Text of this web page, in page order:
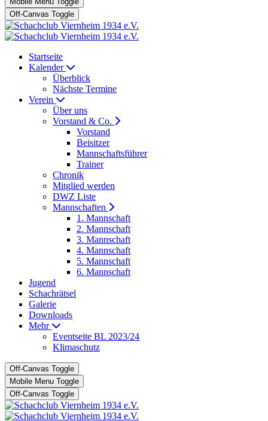
Off-Canvas Toggle
Startseite
Kalender
Überblick
Nächste Termine
Verein
Über uns
Vorstand & Co.
Vorstand
Beisitzer
Mannschaftsführer
Trainer
Chronik
Mitglied werden
DWZ Liste
Mannschaften
1. Mannschaft
2. Mannschaft
3. Mannschaft
4. Mannschaft
5. Mannschaft
6. Mannschaft
Jugend
Schachrätsel
Galerie
Downloads
Mehr
Eventseite BL 2023/24
Klimaschutz
Off-Canvas Toggle
Mobile Menu Toggle
Off-Canvas Toggle